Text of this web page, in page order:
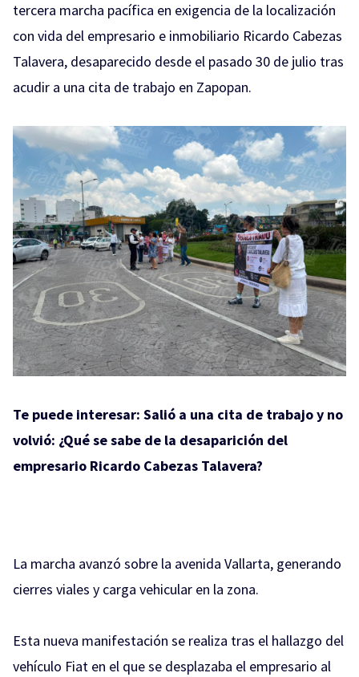
tercera marcha pacífica en exigencia de la localización
con vida del empresario e inmobiliario Ricardo Cabezas
Talavera, desaparecido desde el pasado 30 de julio tras
acudir a una cita de trabajo en Zapopan.
Te puede interesar: Salió a una cita de trabajo y no
volvió: ¿Qué se sabe de la desaparición del
empresario Ricardo Cabezas Talavera?
La marcha avanzó sobre la avenida Vallarta, generando
cierres viales y carga vehicular en la zona.
Esta nueva manifestación se realiza tras el hallazgo del
vehículo Fiat en el que se desplazaba el empresario al